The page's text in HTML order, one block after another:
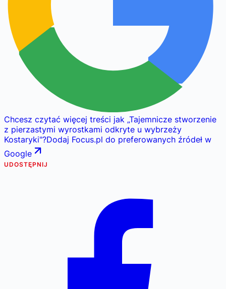
Chcesz czytać więcej treści jak „Tajemnicze stworzenie
z pierzastymi wyrostkami odkryte u wybrzeży
Kostaryki"?Dodaj Focus.pl do preferowanych źródeł w
Google
UDOSTĘPNIJ